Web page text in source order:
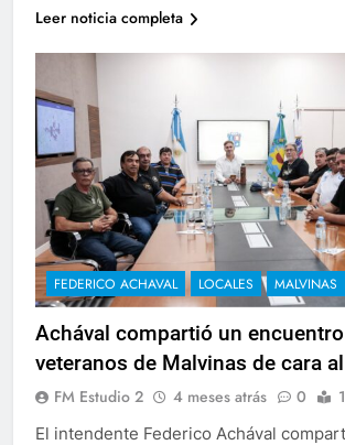
Leer noticia completa
FEDERICO ACHAVAL LOCALES MALVINAS
Achával compartió un
veteranos de Malvinas de cara
FM Estudio 2 4 meses atrás 0
El intendente Federico Achával